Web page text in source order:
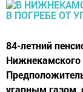
84-летний
Нижнекамского
угарным газом,